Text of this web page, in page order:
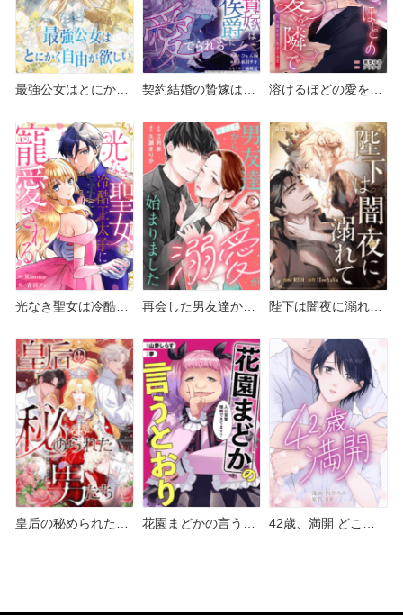
最強公女はとにかく
読める？シーモアや
Amazon Kindleは？
契約結婚の贄嫁は冷
どこで読める？シー
モアやAmazon
Kindleは？
溶けるほどの愛を隣
な溺愛～ どこで読め
る？シーモアや
Amazon Kindleは？
光なき聖女は冷酷王
こで読める？シーモ
アやAmazon Kindle
は？
再会した男友達から
どこで読める？シー
モアやAmazon
Kindleは？
陛下は闇夜に溺れて
モアやAmazon
Kindleは？
皇后の秘められた男
花園まどかの言うと
42歳、満開 どこで